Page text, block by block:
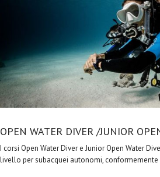
OPEN WATER DIVER /JUNIOR
I corsi Open Water Diver e Junior Open Water
livello per subacquei autonomi, conformemente